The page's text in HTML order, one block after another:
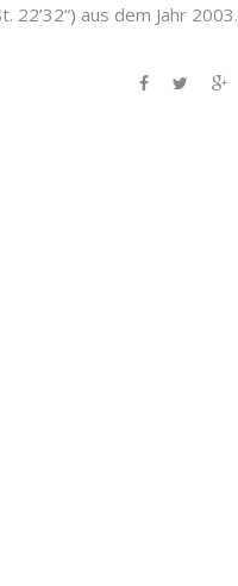
22’32“) aus dem Jahr 2003.